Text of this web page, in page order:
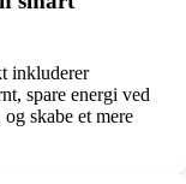
inkluderer
spare energi ved
skabe et mere